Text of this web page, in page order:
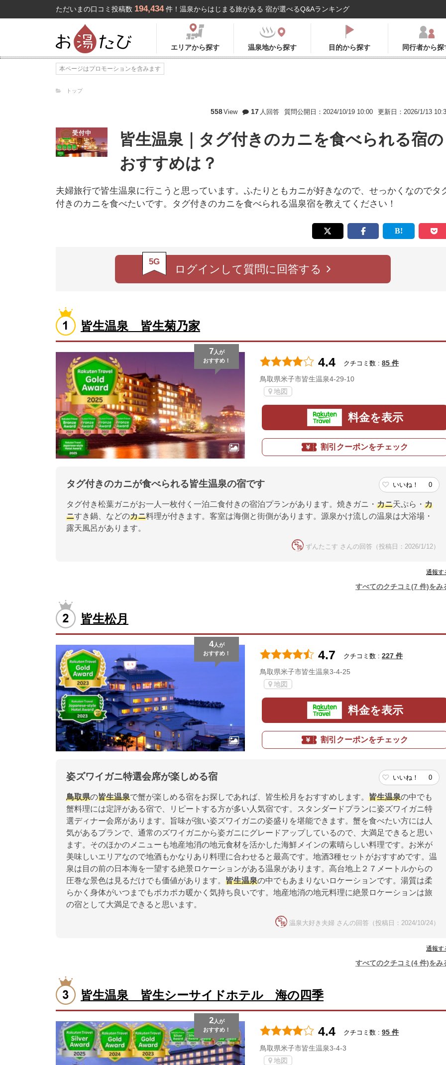
ただいまの口コミ投稿数 194,434 件！温泉からはじまる旅がある 宿が選べるQ&Aランキング
エリアから探す 温泉地から探す 目的から探す 同行者から探
本ページはプロモーションを含みます
トップ
558View 17 人回答 質問公開日：2024/10/19 10:00 更新日：2026/1/13
受付中
皆生温泉｜タグ付きのカニを食べられる宿の
おすすめは？
夫婦旅行で皆生温泉に行こうと思っています。ふたりともカニが好きなので、せっかくなのでタ
付きのカニを食べたいです。タグ付きのカニを食べられる温泉宿を教えてください！
5G
ログインして質問に回答する
皆生温泉 皆生菊乃家
7 人が
おすすめ！
4.4 クチコミ数 : 85 件
鳥取県米子市皆生温泉4-29-10
地図
料金を表示
割引クーポンをチェック
タグ付きのカニが食べられる皆生温泉の宿です いいね！ 0
タグ付き松葉ガニがお一人一枚付く一泊二食付きの宿泊プランがあります。焼きガニ・ カニ天ぷら・ カ
ニすき鍋、などのカニ料理が付きます。客室は海側と街側があります。源泉かけ流しの温泉は大浴場・
露天風呂があります。
ずんたこす さんの回答（投稿日：2026/1/12）
通報す
すべてのクチコミ(7 件)をみ
皆生松月
4人が
おすすめ！
4.7 クチコミ数 : 227 件
鳥取県米子市皆生温泉3-4-25
地図
料金を表示
割引クーポンをチェック
姿ズワイガニ特選会席が楽しめる宿 いいね！ 0
鳥取県の皆生温泉で蟹が楽しめる宿をお探しであれば、皆生松月をおすすめします。 皆生温泉の中でも
蟹料理には定評がある宿で、リピートする方が多い人気宿です。スタンダードプランに姿ズワイガニ特
選ディナー会席があります。旨味が強い姿ズワイガニの姿盛りを堪能できます。蟹を食べたい方には人
気があるプランで、通常のズワイガニから姿ガニにグレードアップしているので、大満足できると思い
ます。そのほかのメニューも地産地消の地元食材を活かした海鮮メインの素晴らしい料理です。お米が
美味しいエリアなので地酒もかなりあり料理に合わせると最高です。地酒3種セットがおすすめです。温
泉は目の前の日本海を一望する絶景ロケーションがある温泉があります。高台地上２７メートルからの
圧巻な景色は見るだけでも価値があります。 皆生温泉の中でもあまりないロケーションです。湯質は柔
らかく身体がいつまでもポカポカ暖かく気持ち良いです。地産地消の地元料理に絶景ロケーションは旅
の宿として大満足できると思います。
温泉大好き夫婦 さんの回答（投稿日：2024/10/24）
通報す
すべてのクチコミ(4 件)をみ
皆生温泉 皆生シーサイドホテル 海の四季
2人が
おすすめ！
4.4 クチコミ数 : 95 件
鳥取県米子市皆生温泉3-4-3
地図